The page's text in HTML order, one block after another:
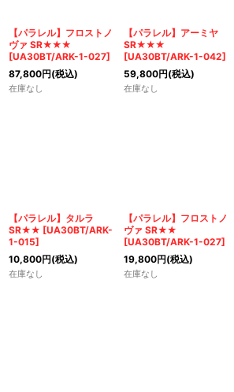
絞り込む
【パラレル】フロストノ
ヴァ SR★★★
[UA30BT/ARK-1-027]
87,800円(税込)
在庫なし
【パラレル】アーミヤ
SR★★★
[UA30BT/ARK-1-042]
59,800円(税込)
在庫なし
【パラレル】タルラ
SR★★ [UA30BT/ARK-
1-015]
10,800円(税込)
在庫なし
【パラレル】フロストノ
ヴァ SR★★
[UA30BT/ARK-1-027]
19,800円(税込)
在庫なし